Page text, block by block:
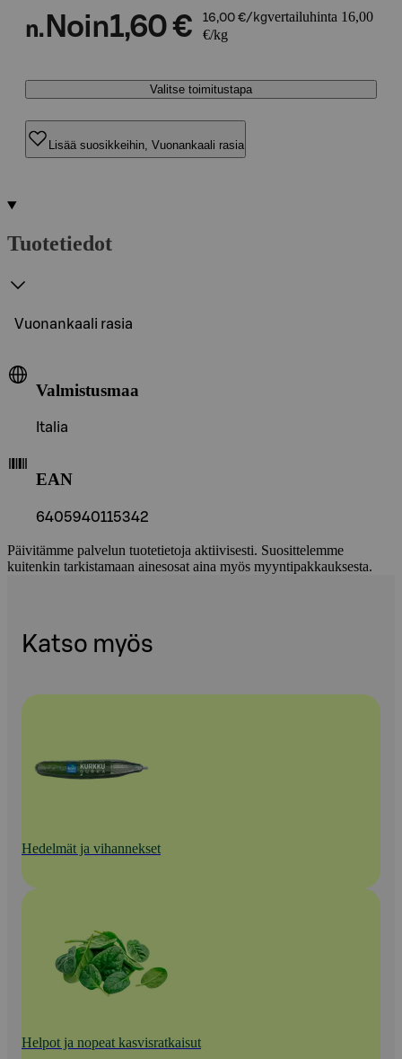
n. Noin1,60 € 16,00 €/kgvertailuhinta 16,00
€/kg
Valitse toimitustapa
Lisää suosikkeihin, Vuonankaali rasia
Tuotetiedot
Vuonankaali rasia
Valmistusmaa
Italia
EAN
6405940115342
Päivitämme palvelun tuotetietoja aktiivisesti. Suosittelemme
kuitenkin tarkistamaan ainesosat aina myös myyntipakkauksesta.
Katso myös
Hedelmät ja vihannekset
Helpot ja nopeat kasvisratkaisut